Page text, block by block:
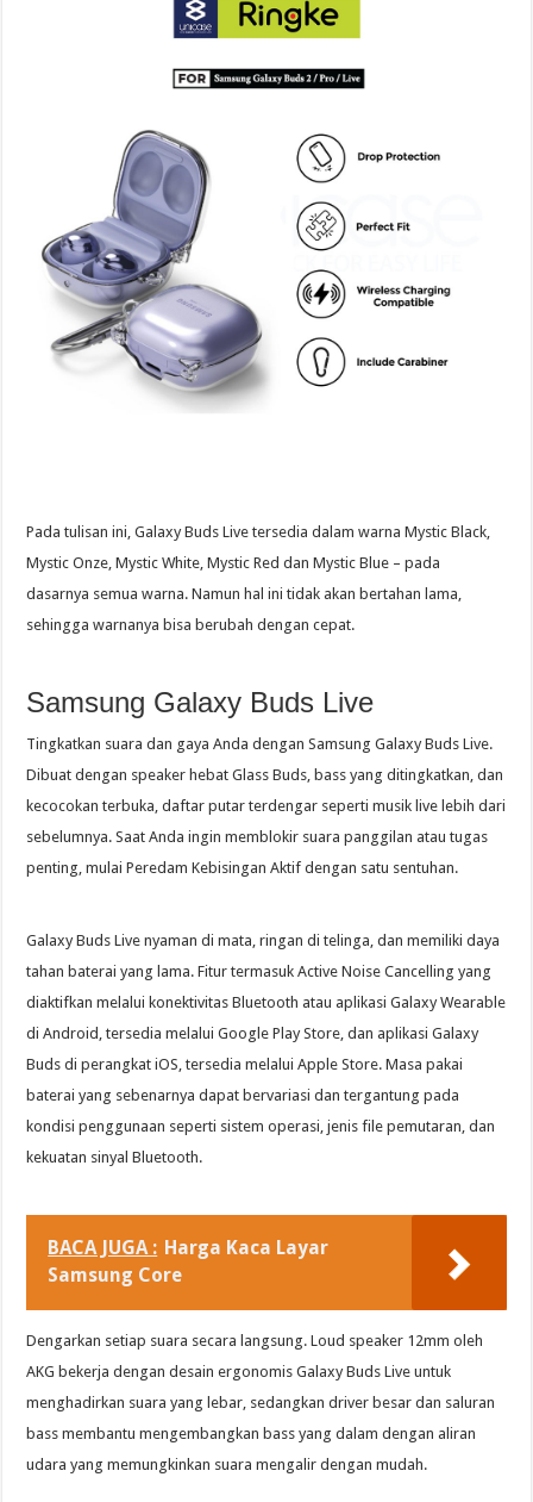
Pada tulisan ini, Galaxy Buds Live tersedia dalam warna Mystic Black,
Mystic Onze, Mystic White, Mystic Red dan Mystic Blue – pada
dasarnya semua warna. Namun hal ini tidak akan bertahan lama,
sehingga warnanya bisa berubah dengan cepat.
Samsung Galaxy Buds Live
Tingkatkan suara dan gaya Anda dengan Samsung Galaxy Buds Live.
Dibuat dengan speaker hebat Glass Buds, bass yang ditingkatkan, dan
kecocokan terbuka, daftar putar terdengar seperti musik live lebih dari
sebelumnya. Saat Anda ingin memblokir suara panggilan atau tugas
penting, mulai Peredam Kebisingan Aktif dengan satu sentuhan.
Galaxy Buds Live nyaman di mata, ringan di telinga, dan memiliki daya
tahan baterai yang lama. Fitur termasuk Active Noise Cancelling yang
diaktifkan melalui konektivitas Bluetooth atau aplikasi Galaxy Wearable
di Android, tersedia melalui Google Play Store, dan aplikasi Galaxy
Buds di perangkat iOS, tersedia melalui Apple Store. Masa pakai
baterai yang sebenarnya dapat bervariasi dan tergantung pada
kondisi penggunaan seperti sistem operasi, jenis file pemutaran, dan
kekuatan sinyal Bluetooth.
BACA JUGA : Harga Kaca Layar
Samsung Core
Dengarkan setiap suara secara langsung. Loud speaker 12mm oleh
AKG bekerja dengan desain ergonomis Galaxy Buds Live untuk
menghadirkan suara yang lebar, sedangkan driver besar dan saluran
bass membantu mengembangkan bass yang dalam dengan aliran
udara yang memungkinkan suara mengalir dengan mudah.